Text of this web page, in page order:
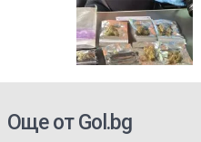
Още от Gol.bg